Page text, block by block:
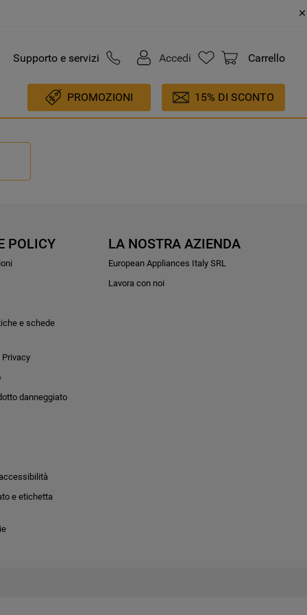
Supporto e servizi Accedi Carrello
PROMOZIONI 15% DI SCONTO
POLICY
e schede
danneggiato
e etichetta
LA NOSTRA AZIENDA
European Appliances Italy SRL
Lavora con noi